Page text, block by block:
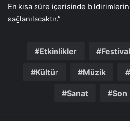
En kısa süre içerisinde
sağlanılacaktır.”
Etkinlikler Festival
Kültür Müzik
Sanat Son